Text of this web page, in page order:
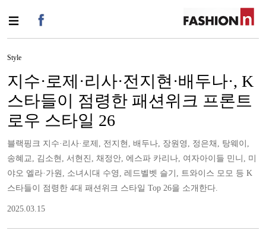
Style
지수·로제·리사·전지현·배두나·, K
스타들이 점령한 패션위크 프론트
로우 스타일 26
블랙핑크 지수·리사·로제, 전지현, 배두나, 장원영, 정은채, 탕웨이,
송혜교, 김소현, 서현진, 채정안, 에스파 카리나, 여자아이들 민니, 미
야오 엘라·가원, 소녀시대 수영, 레드벨벳 슬기, 트와이스 모모 등 K
스타들이 점령한 4대 패션위크 스타일 Top 26을 소개한다.
2025.03.15